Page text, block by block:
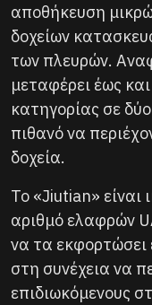
αποθήκευση
δοχείων
των πλευρών.
μεταφέρει έως
κατηγορίας σε
πιθανό να
δοχεία.
Το «Jiutian» είναι
αριθμό ελαφρών
να τα εκφορτώσει
στη συνέχεια να
επιδιωκόμενους